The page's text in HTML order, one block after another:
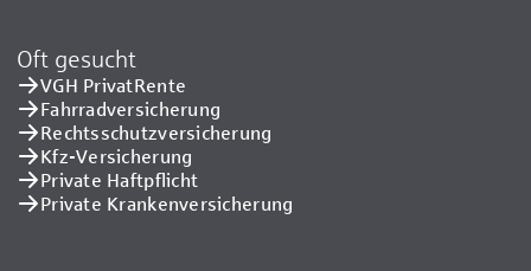
Oft gesucht
VGH PrivatRente
Fahrradversicherung
Rechtsschutzversicherung
Kfz-Versicherung
Private Haftpflicht
Private Kranken­versicherung